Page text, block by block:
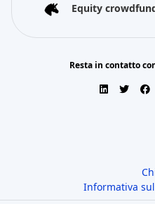
Equity
Resta in contatto
Informativa